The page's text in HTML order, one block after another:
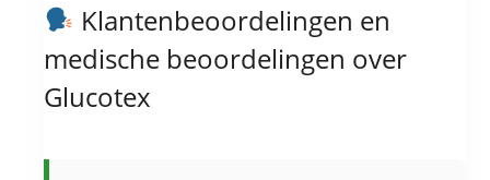
Klantenbeoordelingen en
medische beoordelingen over
Glucotex